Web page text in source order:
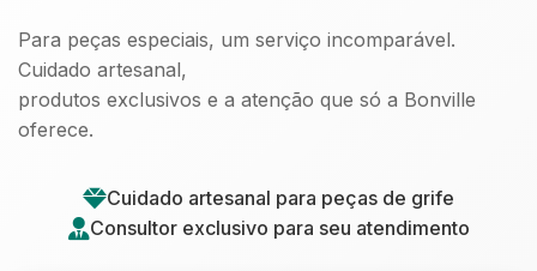
Para peças especiais, um serviço incomparável.
Cuidado artesanal,
produtos exclusivos e a atenção que só a Bonville
oferece.
Cuidado artesanal para peças de grife
Consultor exclusivo para seu atendimento